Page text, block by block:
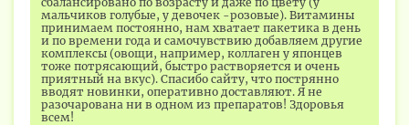
мальчиков голубые, у девочек -розовые). Витамины
принимаем постоянно, нам хватает пакетика в день
и по времени года и самочувствию добавляем другие
комплексы (овощи, например, коллаген у японцев
тоже потрясающий, быстро растворяется и очень
приятный на вкус). Спасибо сайту, что пострянно
вводят новинки, оперативно доставляют. Я не
разочарована ни в одном из препаратов! Здоровья
всем!